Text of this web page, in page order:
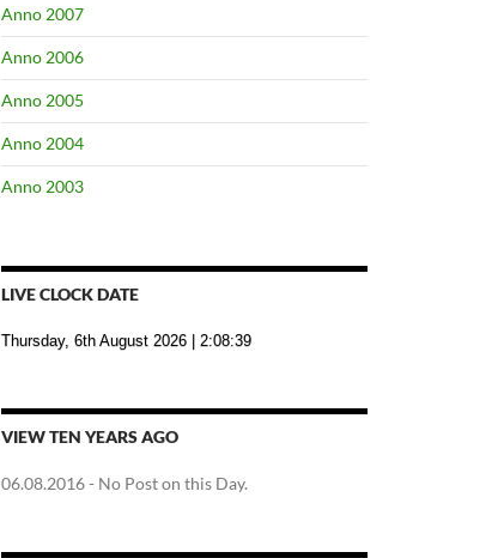
Anno 2007
Anno 2006
Anno 2005
Anno 2004
Anno 2003
LIVE CLOCK DATE
Thursday, 6th August 2026 | 2:08:40
VIEW TEN YEARS AGO
06.08.2016- No Post on this Day.